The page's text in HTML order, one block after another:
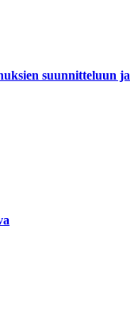
suunnitteluun ja